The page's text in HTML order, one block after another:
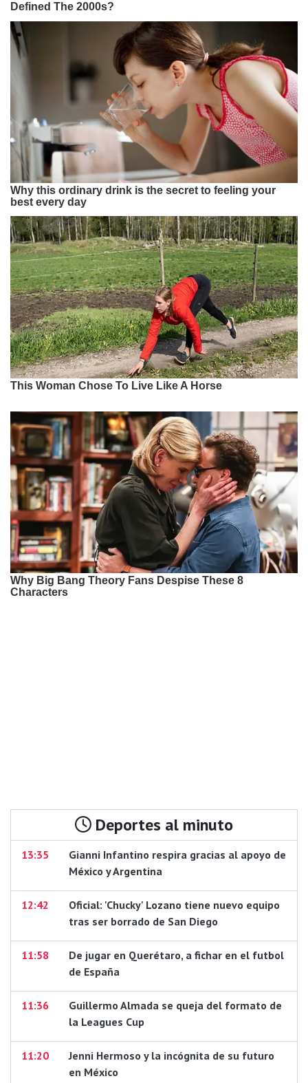
Deportes al minuto
13:35
Gianni Infantino respira gracias al apoyo de
México y Argentina
12:42
Oficial: 'Chucky' Lozano tiene nuevo equipo
tras ser borrado de San Diego
11:58
De jugar en Querétaro, a fichar en el futbol
de España
11:36
Guillermo Almada se queja del formato de
la Leagues Cup
11:20
Jenni Hermoso y la incógnita de su futuro
en México